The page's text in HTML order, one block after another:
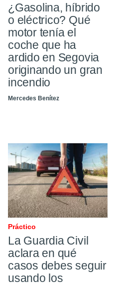
¿Gasolina, híbrido
o eléctrico? Qué
motor tenía el
coche que ha
ardido en Segovia
originando un gran
incendio
Mercedes Benítez
Práctico
La Guardia Civil
aclara en qué
casos debes seguir
usando los